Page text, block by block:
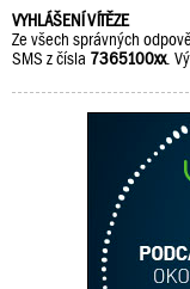
VYHLÁŠENÍ VÍTĚZE
Ze všech správných
SMS z čísla 7365100xx.